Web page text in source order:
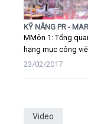
KỸ NĂNG PR -
MMôn 1: Tổng
hạng mục công
23/02/2017
Video